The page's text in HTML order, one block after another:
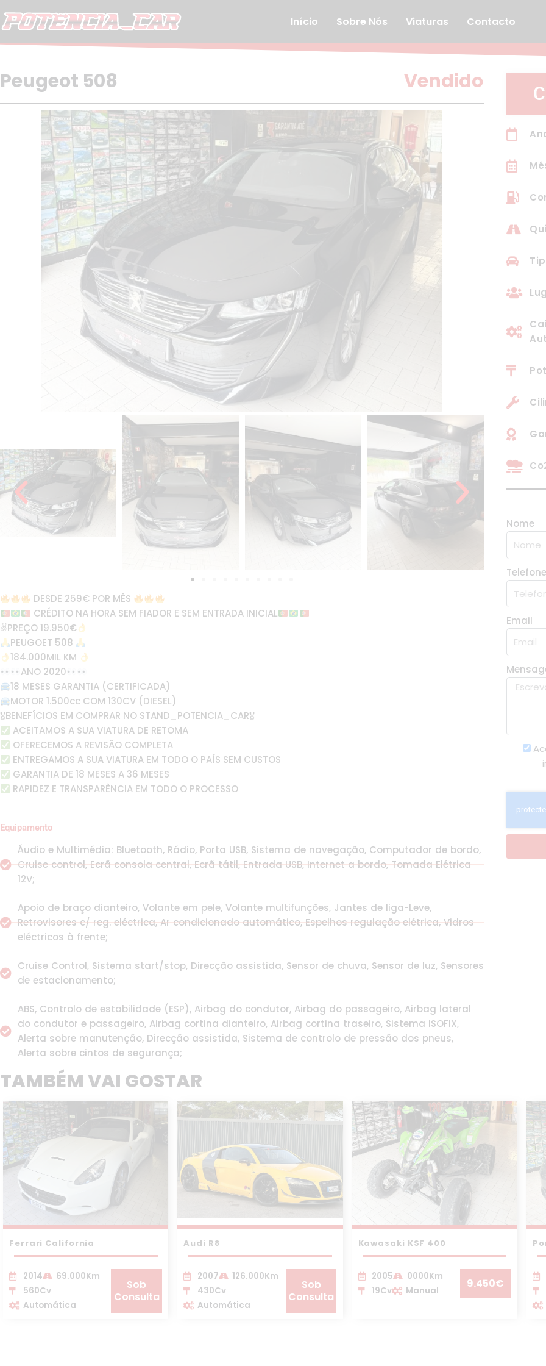
to
Início Sobre Nós Viaturas Contacto
Peugeot 508 Vendido
DESDE 259€ POR MÊS
CRÉDITO NA HORA SEM FIADOR E SEM ENTRADA INICIAL
✌PREÇO 19.950€
PEUGOET 508
184.000MIL KM
ANO 2020
18 MESES GARANTIA (CERTIFICADA)
MOTOR 1.500cc COM 130CV (DIESEL)
🎖BENEFÍCIOS EM COMPRAR NO STAND_POTENCIA_CAR🎖
ACEITAMOS A SUA VIATURA DE RETOMA
OFERECEMOS A REVISÃO COMPLETA
ENTREGAMOS A SUA VIATURA EM TODO O PAÍS SEM CUSTOS
GARANTIA DE 18 MESES A 36 MESES
RAPIDEZ E TRANSPARÊNCIA EM TODO O PROCESSO
Equipamento
Áudio e Multimédia: Bluetooth, Rádio, Porta USB, Sistema de navegação, Computador de bordo,
Cruise control, Ecrã consola central, Ecrã tátil, Entrada USB, Internet a bordo, Tomada Elétrica
12V;
Apoio de braço dianteiro, Volante em pele, Volante multifunções, Jantes de liga-Leve,
Retrovisores c/ reg. eléctrica, Ar condicionado automático, Espelhos regulação elétrica, Vidros
eléctricos à frente;
Cruise Control, Sistema start/stop, Direcção assistida, Sensor de chuva, Sensor de luz, Sensores
de estacionamento;
ABS, Controlo de estabilidade (ESP), Airbag do condutor, Airbag do passageiro, Airbag lateral
do condutor e passageiro, Airbag cortina dianteiro, Airbag cortina traseiro, Sistema ISOFIX,
Alerta sobre manutenção, Direcção assistida, Sistema de controlo de pressão dos pneus,
Alerta sobre cintos de segurança;
Nome
Telefone
Email
TAMBÉM VAI GOSTAR
Ferrari California
2014
69.000Km
560Cv
Automática
Sob
Consulta
Audi R8
2007
126.000Km
430Cv
Automática
Sob
Consulta
Kawasaki KSF 400
2005
0000Km
19Cv
Manual
9.450€